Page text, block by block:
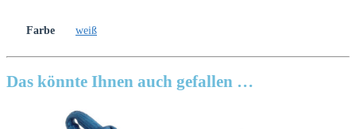
Farbe weiß
Das könnte Ihnen auch gefallen …